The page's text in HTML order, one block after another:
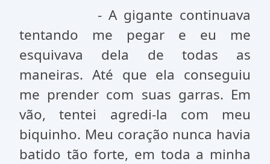
- A gigante continuava
tentando me pegar e eu me
esquivava dela de todas as
maneiras. Até que ela conseguiu
me prender com suas garras. Em
vão, tentei agredi-la com meu
biquinho. Meu coração nunca havia
batido tão forte, em toda a minha